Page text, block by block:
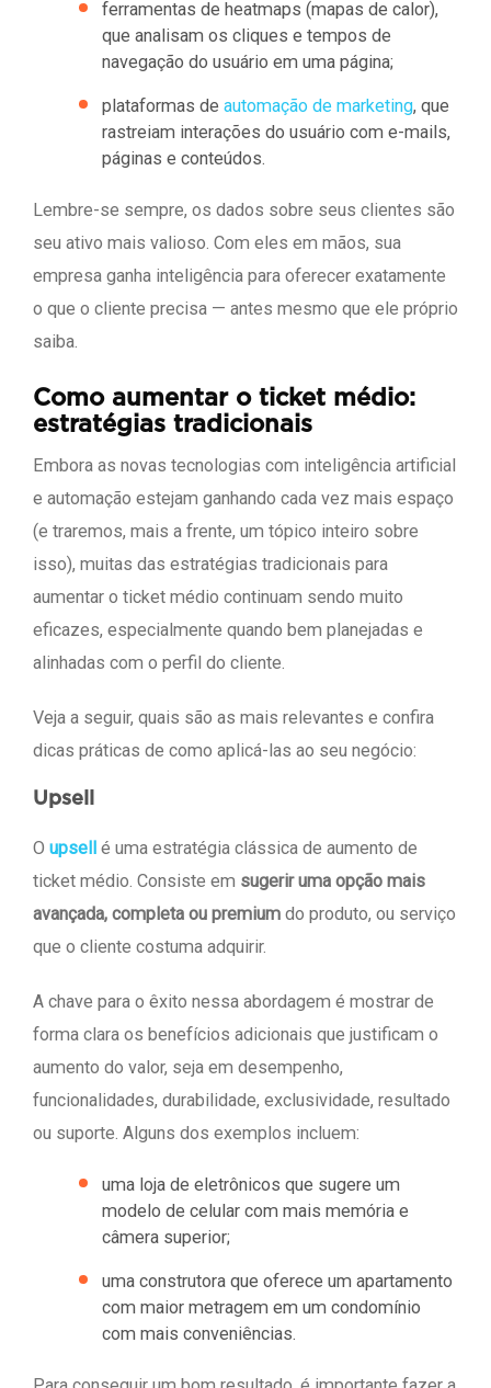
ferramentas de heatmaps (mapas de calor),
que analisam os cliques e tempos de
navegação do usuário em uma página;
plataformas de automação de marketing, que
rastreiam interações do usuário com e-mails,
páginas e conteúdos.
Lembre-se sempre, os dados sobre seus clientes são
seu ativo mais valioso. Com eles em mãos, sua
empresa ganha inteligência para oferecer exatamente
o que o cliente precisa — antes mesmo que ele próprio
saiba.
Como aumentar o ticket médio:
estratégias tradicionais
Embora as novas tecnologias com inteligência artificial
e automação estejam ganhando cada vez mais espaço
(e traremos, mais a frente, um tópico inteiro sobre
isso), muitas das estratégias tradicionais para
aumentar o ticket médio continuam sendo muito
eficazes, especialmente quando bem planejadas e
alinhadas com o perfil do cliente.
Veja a seguir, quais são as mais relevantes e confira
dicas práticas de como aplicá-las ao seu negócio:
Upsell
O upsell é uma estratégia clássica de aumento de
ticket médio. Consiste em sugerir uma opção mais
avançada, completa ou premium do produto, ou serviço
que o cliente costuma adquirir.
A chave para o êxito nessa abordagem é mostrar de
forma clara os benefícios adicionais que justificam o
aumento do valor, seja em desempenho,
funcionalidades, durabilidade, exclusividade, resultado
ou suporte. Alguns dos exemplos incluem:
uma loja de eletrônicos que sugere um
modelo de celular com mais memória e
câmera superior;
uma construtora que oferece um apartamento
com maior metragem em um condomínio
com mais conveniências.